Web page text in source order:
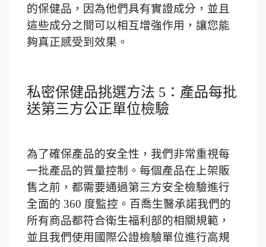
的保健品，因為他們具有實證成分，並且
這些成分之間可以相互增強作用，讓您能
夠真正感受到效果。
私密保健品挑選方法 5：產品每批
送第三方公正單位檢驗
為了確保產品的安全性，我們非常重視每
一批產品的質量控制。每個產品在上架販
售之前，都需要通過第三方安全檢驗進行
全面的 360 度監控。百喬生醫承諾我們的
所有商品都符合衛生福利部的相關規範，
並且我們使用國際公證檢驗單位進行高規